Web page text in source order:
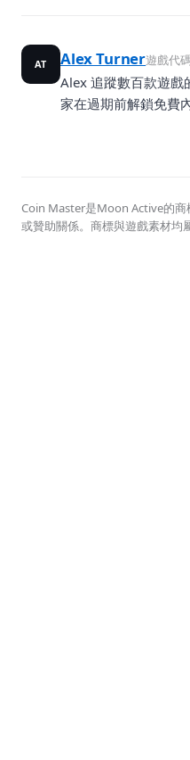
AT Alex Turner遊戲代
Alex 追蹤數百款遊戲
家在過期前解鎖免費內
Coin Master是Moon Active的
或贊助關係。商標與遊戲素材均